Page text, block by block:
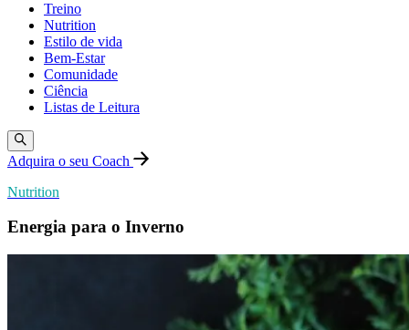
Treino
Nutrition
Estilo de vida
Bem-Estar
Comunidade
Ciência
Listas de Leitura
Adquira o seu Coach
Nutrition
Energia para o Inverno